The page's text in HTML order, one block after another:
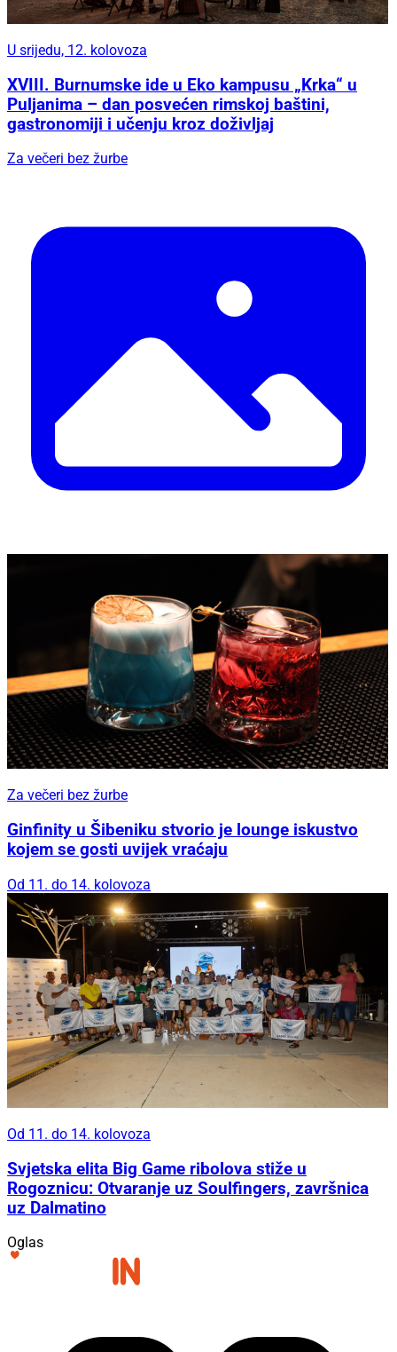
U srijedu, 12. kolovoza
XVIII. Burnumske ide u Eko kampusu „Krka“ u
Puljanima – dan posvećen rimskoj baštini,
gastronomiji i učenju kroz doživljaj
Za večeri bez žurbe
Za večeri bez žurbe
Ginfinity u Šibeniku stvorio je lounge iskustvo
kojem se gosti uvijek vraćaju
Od 11. do 14. kolovoza
Od 11. do 14. kolovoza
Svjetska elita Big Game ribolova stiže u
Rogoznicu: Otvaranje uz Soulfingers, završnica
uz Dalmatino
Oglas